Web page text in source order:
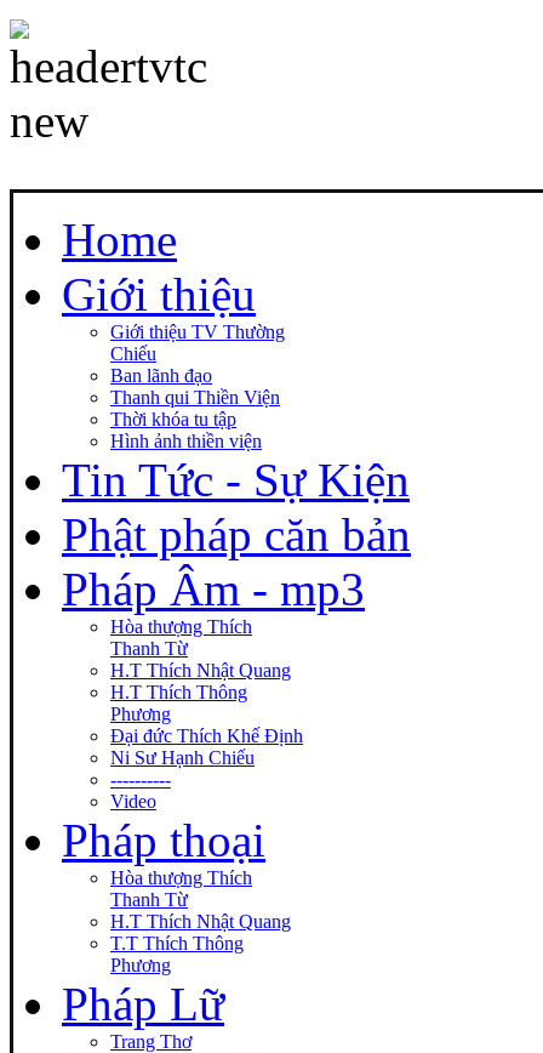
Home
Giới thiệu
Giới thiệu TV Thường
Chiếu
Ban lãnh đạo
Thanh qui Thiền Viện
Thời khóa tu tập
Hình ảnh thiền viện
Tin Tức - Sự Kiện
Phật pháp căn bản
Pháp Âm - mp3
Hòa thượng Thích
Thanh Từ
H.T Thích Nhật Quang
H.T Thích Thông
Phương
Đại đức Thích Khế Định
Ni Sư Hạnh Chiếu
----------
Video
Pháp thoại
Hòa thượng Thích
Thanh Từ
H.T Thích Nhật Quang
T.T Thích Thông
Phương
Pháp Lữ
Trang Thơ